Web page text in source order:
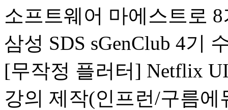
소프트웨어 마에스트로
삼성 SDS sGenClub 4기
[무작정 플러터] Netflix
강의 제작(인프런/구름에